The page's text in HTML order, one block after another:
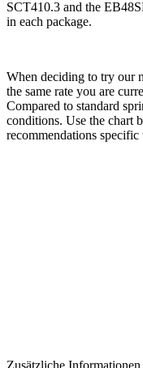
SCT410.3 and the
in each package.
When deciding to try our
the same rate you are
Compared to standard
conditions. Use the chart
recommendations